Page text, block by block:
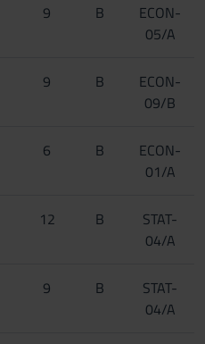
9 B
ECON-
05/A
9 B
ECON-
09/B
6 B
ECON-
01/A
12 B
STAT-
04/A
9 B
STAT-
04/A